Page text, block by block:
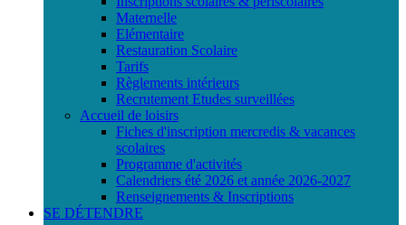
Maternelle
Elémentaire
Restauration Scolaire
Tarifs
Règlements intérieurs
Recrutement Etudes surveillées
Accueil de loisirs
Fiches d'inscription mercredis & vacances
scolaires
Programme d'activités
Calendriers été 2026 et année 2026-2027
Renseignements & Inscriptions
SE DÉTENDRE